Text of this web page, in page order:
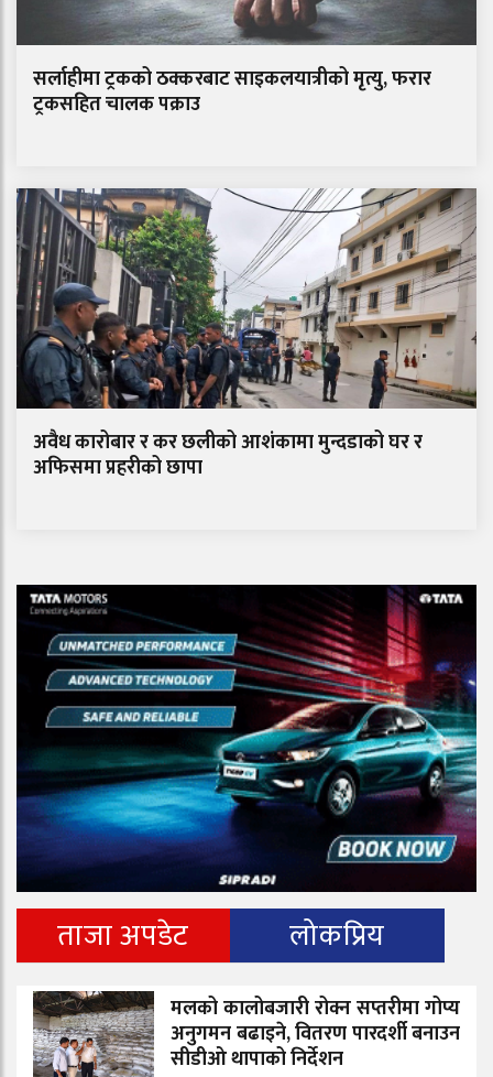
सर्लाहीमा ट्रकको ठक्करबाट साइकलयात्रीको मृत्यु, फरार
ट्रकसहित चालक पक्राउ
अवैध कारोबार र कर छलीको आशंकामा मुन्दडाको घर र
अफिसमा प्रहरीको छापा
ताजा अपडेट लोकप्रिय
मलको कालोबजारी रोक्न सप्तरीमा गोप्य
अनुगमन बढाइने, वितरण पारदर्शी बनाउन
सीडीओ थापाको निर्देशन